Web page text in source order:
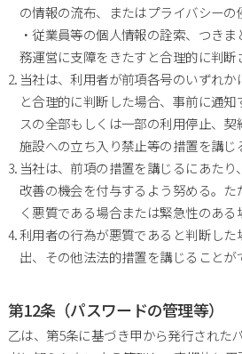
の情報の流布、またはプライバシーの
・従業員等の個人情報の詮索、つき
務運営に支障をきたすと合理的に判断
当社は、利用者が前項各号のいずれ
と合理的に判断した場合、事前に通
スの全部もしくは一部の利用停止、
施設への立ち入り禁止等の措置を講じ
当社は、前項の措置を講じるにあた
改善の機会を付与するよう努める。
く悪質である場合または緊急性のある
利用者の行為が悪質であると判断し
出、その他法法的措置を講じることが
第12条（パスワードの管理等）
乙は、第5条に基づき甲から発行された